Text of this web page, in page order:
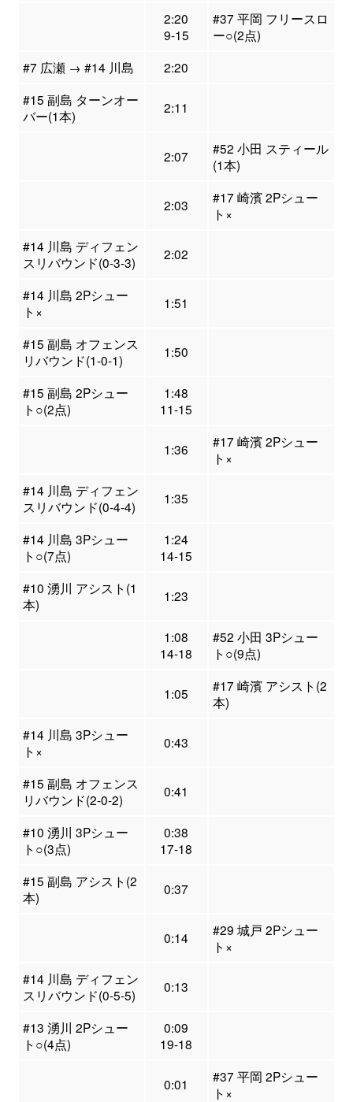
2:20
9-15
#37 平岡 フリースロ
ー○(2点)
#7 広瀬 → #14 川島
2:20
#15 副島 ターンオー
バー(1本)
2:11
2:07
#52 小田 スティール
(1本)
2:03
#17 崎濱 2Pシュー
ト×
#14 川島 ディフェン
スリバウンド(0-3-3)
2:02
#14 川島 2Pシュー
ト×
1:51
#15 副島 オフェンス
リバウンド(1-0-1)
1:50
#15 副島 2Pシュー
ト○(2点)
1:48
11-15
1:36
#17 崎濱 2Pシュー
ト×
#14 川島 ディフェン
スリバウンド(0-4-4)
1:35
#14 川島 3Pシュー
ト○(7点)
1:24
14-15
#10 湧川 アシスト(1
本)
1:23
1:08
14-18
#52 小田 3Pシュー
ト○(9点)
1:05
#17 崎濱 アシスト(2
本)
#14 川島 3Pシュー
ト×
0:43
#15 副島 オフェンス
リバウンド(2-0-2)
0:41
#10 湧川 3Pシュー
ト○(3点)
0:38
17-18
#15 副島 アシスト(2
本)
0:37
0:14
#29 城戸 2Pシュー
ト×
#14 川島 ディフェン
スリバウンド(0-5-5)
0:13
#13 湧川 2Pシュー
ト○(4点)
0:09
19-18
0:01
#37 平岡 2Pシュー
ト×